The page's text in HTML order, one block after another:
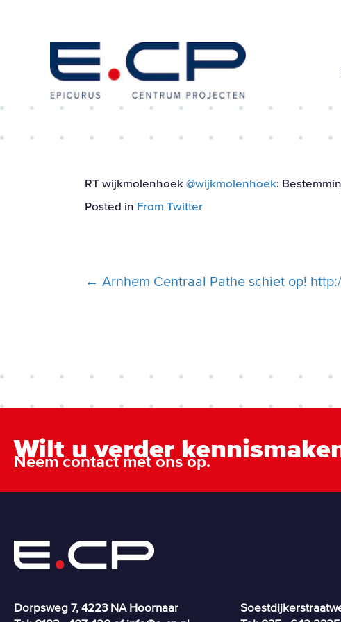
RT wijkmolenhoek @wijkmolenhoek:
Posted in From Twitter
Posts
← Arnhem Centraal Pathe schiet op!
Wilt u verder
Neem contact met ons op.
Dorpsweg 7, 4223 NA Hoornaar